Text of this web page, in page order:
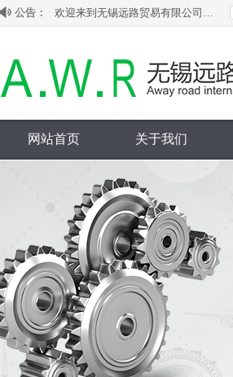
公告： 欢迎来到无锡远路贸易有限公司网站！
代理销售韩国HANSUN旗下S-LOK管阀件...
本公司为台湾ASIANTOOL水银滑环大陆授...
网站首页 关于我们